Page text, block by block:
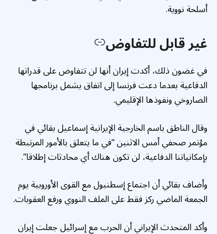
أسلحة نووية.
غير قابل للتفاوض
في غضون ذلك، أكدت إيران أنها لن تتفاوض على قدراتها
الدفاعية بعدما دعت فرنسا إلى اتفاق يشمل برنامجها
الصاروخي ونفوذها الإقليمي.
وقال الناطق باسم الخارجية الإيرانية إسماعيل بقائي في
مؤتمر صحفي أمس الاثنين “في ما يتعلق بالأمور المرتبطة
بإمكانياتنا الدفاعية، لن تكون هناك أي محادثات إطلاقا”.
وأضاف بقائي أن اجتماع إسطنبول مع القوى الأوروبية يوم
الجمعة الماضي ركز فقط على الملف النووي ورفع العقوبات.
وأكد المتحدث الإيراني أن الحرب مع إسرائيل جعلت إيران